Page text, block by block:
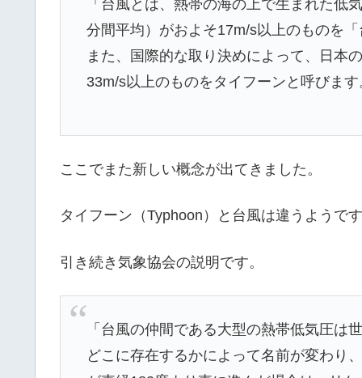
「台風とは、熱帯の海の上で生まれた低
分間平均）がおよそ17m/s以上のものを
また、国際的な取り決めによって、日本
33m/s以上のものをタイフーンと呼びま
ここでまた新しい概念が出てきました。
タイフーン（Typhoon）と台風は違うようで
引き続き気象協会の説明です。
「台風の仲間である大型の熱帯低気圧は
どこに存在するかによって名前が変わり